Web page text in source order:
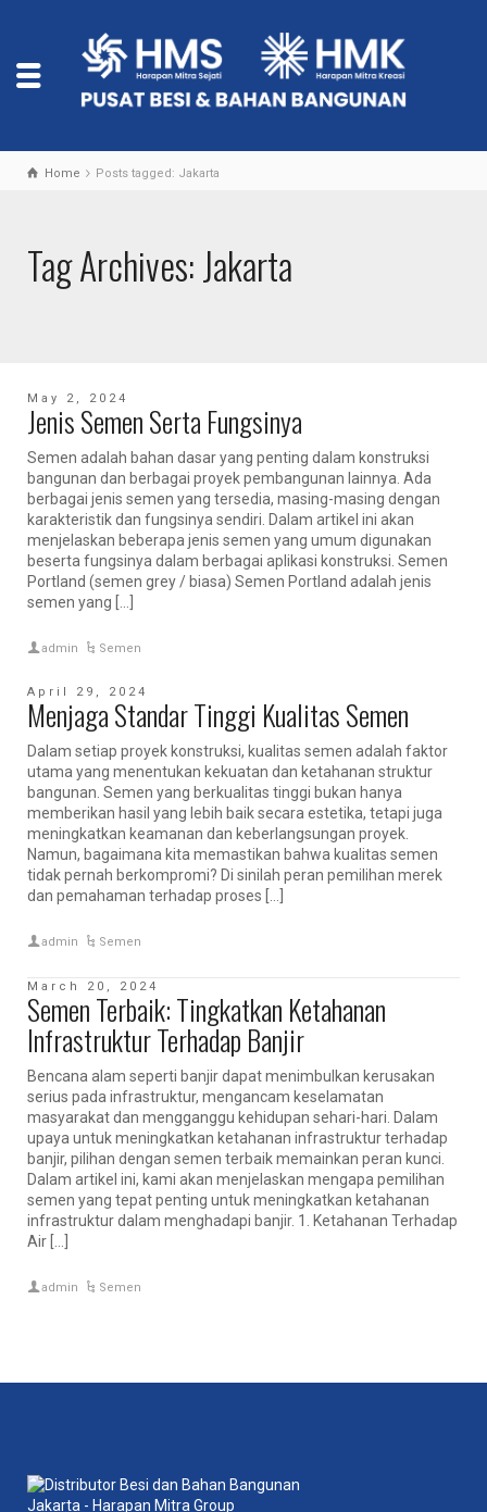
Home Posts tagged: Jakarta
Tag Archives: Jakarta
May 2, 2024
Jenis Semen Serta Fungsinya
Semen adalah bahan dasar yang penting dalam konstruksi
bangunan dan berbagai proyek pembangunan lainnya. Ada
berbagai jenis semen yang tersedia, masing-masing dengan
karakteristik dan fungsinya sendiri. Dalam artikel ini akan
menjelaskan beberapa jenis semen yang umum digunakan
beserta fungsinya dalam berbagai aplikasi konstruksi. Semen
Portland (semen grey / biasa) Semen Portland adalah jenis
semen yang […]
admin Semen
April 29, 2024
Menjaga Standar Tinggi Kualitas Semen
Dalam setiap proyek konstruksi, kualitas semen adalah faktor
utama yang menentukan kekuatan dan ketahanan struktur
bangunan. Semen yang berkualitas tinggi bukan hanya
memberikan hasil yang lebih baik secara estetika, tetapi juga
meningkatkan keamanan dan keberlangsungan proyek.
Namun, bagaimana kita memastikan bahwa kualitas semen
tidak pernah berkompromi? Di sinilah peran pemilihan merek
dan pemahaman terhadap proses […]
admin Semen
March 20, 2024
Semen Terbaik: Tingkatkan Ketahanan
Infrastruktur Terhadap Banjir
Bencana alam seperti banjir dapat menimbulkan kerusakan
serius pada infrastruktur, mengancam keselamatan
masyarakat dan mengganggu kehidupan sehari-hari. Dalam
upaya untuk meningkatkan ketahanan infrastruktur terhadap
banjir, pilihan dengan semen terbaik memainkan peran kunci.
Dalam artikel ini, kami akan menjelaskan mengapa pemilihan
semen yang tepat penting untuk meningkatkan ketahanan
infrastruktur dalam menghadapi banjir. 1. Ketahanan Terhadap
Air […]
admin Semen